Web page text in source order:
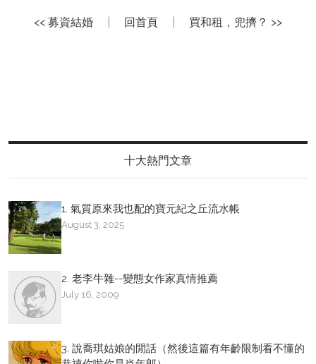
<< 募資結婚 回首頁 買和租，兜擠？ >>
十大熱門文章
1. 氣質原來我也配的寶元紀之丘流水帳
August 3, 2025
2. 老李牛雜--變態女作家真情推薦
July 16, 2009
3. 說喬琪姑娘的閒話（然後這篇有年齡限制看不懂的